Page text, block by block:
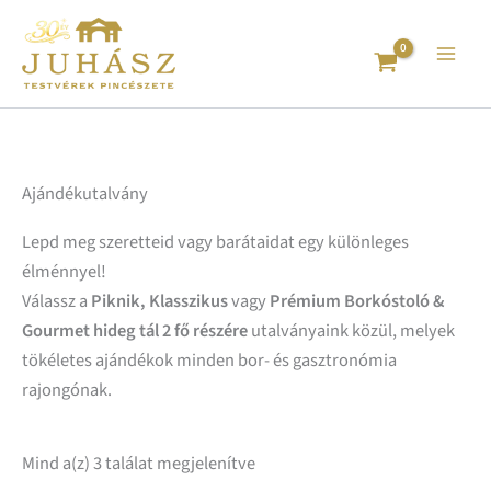
content
Ajándékutalvány
Lepd meg szeretteid vagy barátaidat egy különleges
élménnyel!
Válassz a Piknik, KlasszikusvagyPrémium Borkóstoló &
Gourmet hideg tál 2 fő részéreutalványaink közül, melyek
tökéletes ajándékok minden bor- és gasztronómia
rajongónak.
Mind a(z) 3 találat megjelenítve